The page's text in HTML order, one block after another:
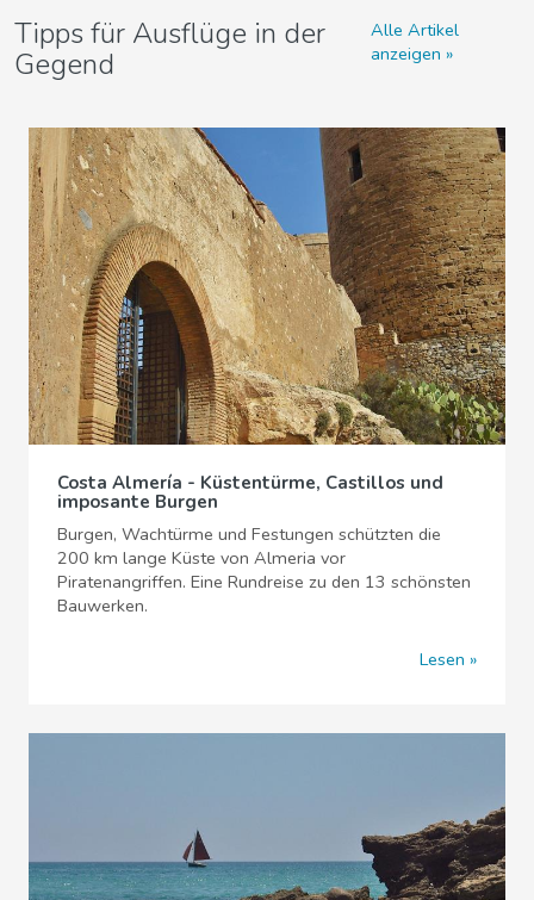
Tipps für Ausflüge in der
Gegend
Alle Artikel
anzeigen
Costa Almería - Küstentürme, Castillos und
imposante Burgen
Burgen, Wachtürme und Festungen schützten die
200 km lange Küste von Almeria vor
Piratenangriffen. Eine Rundreise zu den 13 schönsten
Bauwerken.
Lesen